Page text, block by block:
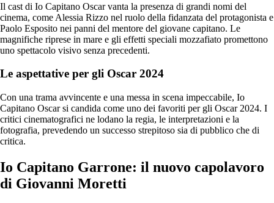
Il cast di Io Capitano Oscar vanta la presenza di grandi nomi del
cinema, come Alessia Rizzo nel ruolo della fidanzata del protagonista e
Paolo Esposito nei panni del mentore del giovane capitano. Le
magnifiche riprese in mare e gli effetti speciali mozzafiato promettono
uno spettacolo visivo senza precedenti.
Le aspettative per gli Oscar 2024
Con una trama avvincente e una messa in scena impeccabile, Io
Capitano Oscar si candida come uno dei favoriti per gli Oscar 2024. I
critici cinematografici ne lodano la regia, le interpretazioni e la
fotografia, prevedendo un successo strepitoso sia di pubblico che di
critica.
Io Capitano Garrone: il nuovo capolavoro
di Giovanni Moretti